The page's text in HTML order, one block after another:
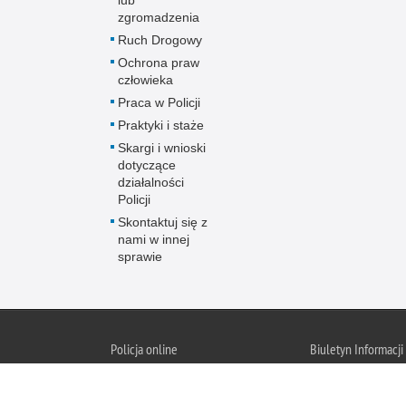
zgromadzenia
Ruch Drogowy
Ochrona praw
człowieka
Praca w Policji
Praktyki i staże
Skargi i wnioski
dotyczące
działalności
Policji
Skontaktuj się z
nami w innej
sprawie
Policjaonline
Biuletyn